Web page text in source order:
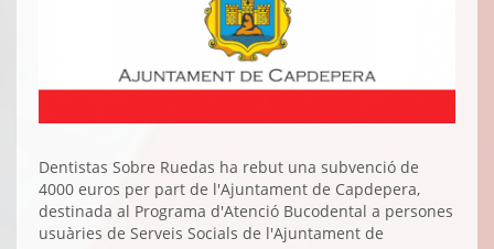
Dentistas Sobre Ruedas ha rebut una subvenció de
4000 euros per part de l'Ajuntament de Capdepera,
destinada al Programa d'Atenció Bucodental a persones
usuàries de Serveis Socials de l'Ajuntament de